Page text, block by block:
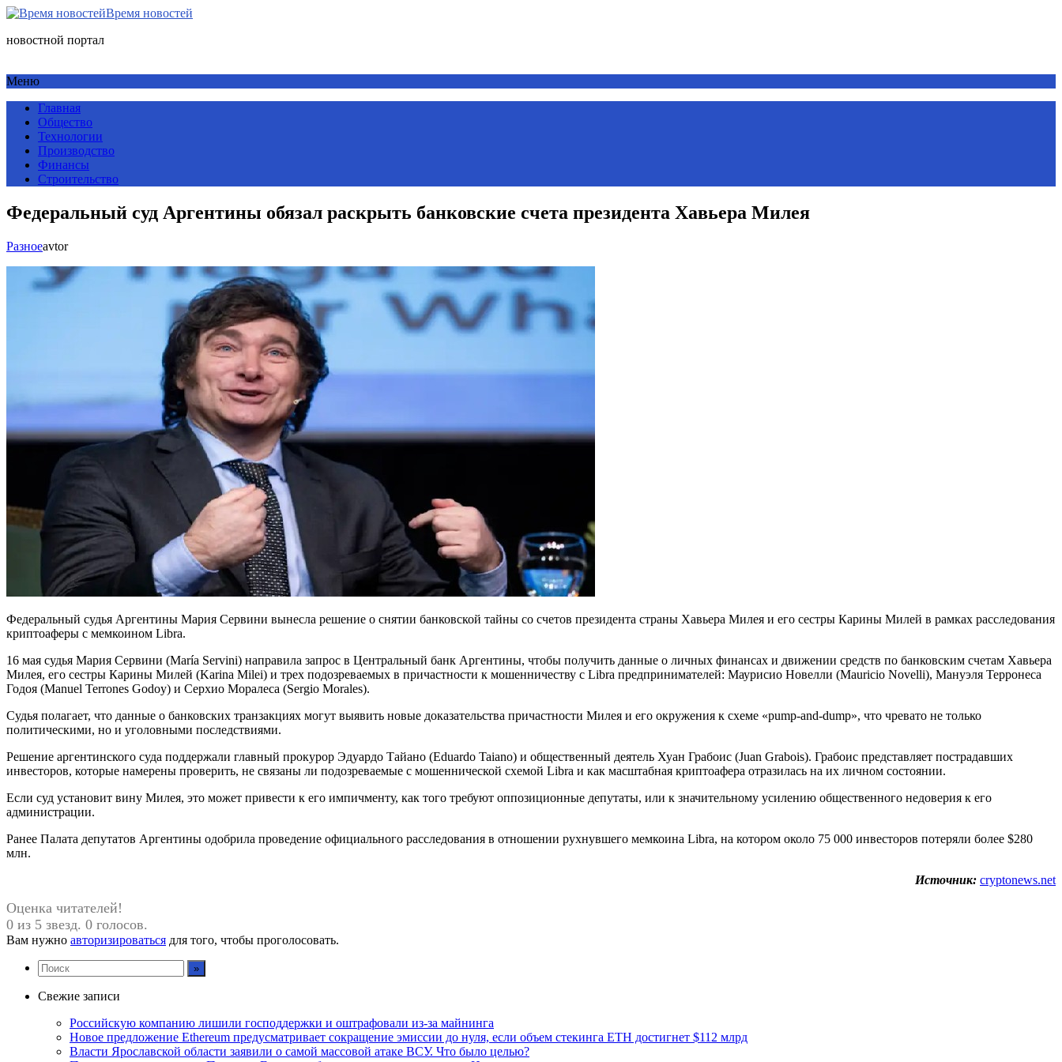
Время новостей
новостной портал
Меню
Главная
Общество
Технологии
Производство
Финансы
Строительство
Федеральный суд Аргентины обязал раскрыть банковские счета президента Хавьера Милея
Разноеavtor
Федеральный судья Аргентины Мария Сервини вынесла решение о снятии банковской тайны со счетов президента страны Хавьера Милея и его сестры Карины Милей в рамках расследования
криптоаферы с мемкоином Libra.
16 мая судья Мария Сервини (María Servini) направила запрос в Центральный банк Аргентины, чтобы получить данные о личных финансах и движении средств по банковским счетам Хавьера
Милея, его сестры Карины Милей (Karina Milei) и трех подозреваемых в причастности к мошенничеству с Libra предпринимателей: Маурисио Новелли (Mauricio Novelli), Мануэля Терронеса
Годоя (Manuel Terrones Godoy) и Серхио Моралеса (Sergio Morales).
Судья полагает, что данные о банковских транзакциях могут выявить новые доказательства причастности Милея и его окружения к схеме «pump-and-dump», что чревато не только
политическими, но и уголовными последствиями.
Решение аргентинского суда поддержали главный прокурор Эдуардо Тайано (Eduardo Taiano) и общественный деятель Хуан Грабоис (Juan Grabois). Грабоис представляет пострадавших
инвесторов, которые намерены проверить, не связаны ли подозреваемые с мошеннической схемой Libra и как масштабная криптоафера отразилась на их личном состоянии.
Если суд установит вину Милея, это может привести к его импичменту, как того требуют оппозиционные депутаты, или к значительному усилению общественного недоверия к его
администрации.
Ранее Палата депутатов Аргентины одобрила проведение официального расследования в отношении рухнувшего мемкоина Libra, на котором около 75 000 инвесторов потеряли более $280
млн.
Источник: cryptonews.net
Оценка читателей!
0 из 5 звезд. 0 голосов.
Вам нужно авторизироваться для того, чтобы проголосовать.
Свежие записи
Российскую компанию лишили господдержки и оштрафовали из-за майнинга
Новое предложение Ethereum предусматривает сокращение эмиссии до нуля, если объем стекинга ETH достигнет $112 млрд
Власти Ярославской области заявили о самой массовой атаке ВСУ. Что было целью?